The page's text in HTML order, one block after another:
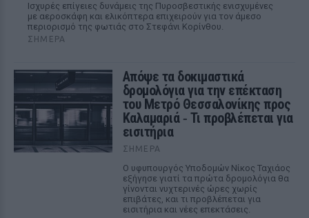
Ισχυρές επίγειες δυνάμεις της Πυροσβεστικής ενισχυμένες
με αεροσκάφη και ελικόπτερα επιχειρούν για τον άμεσο
περιορισμό της φωτιάς στο Στεφάνι Κορίνθου.
ΣΉΜΕΡΑ
Απόψε τα δοκιμαστικά
δρομολόγια για την επέκταση
του Μετρό Θεσσαλονίκης προς
Καλαμαριά ‑ Τι προβλέπεται για
εισιτήρια
ΣΉΜΕΡΑ
Ο υφυπουργός Υποδομών Νίκος Ταχιάος
εξήγησε γιατί τα πρώτα δρομολόγια θα
γίνονται νυχτερινές ώρες χωρίς
επιβάτες, και τι προβλέπεται για
εισιτήρια και νέες επεκτάσεις.